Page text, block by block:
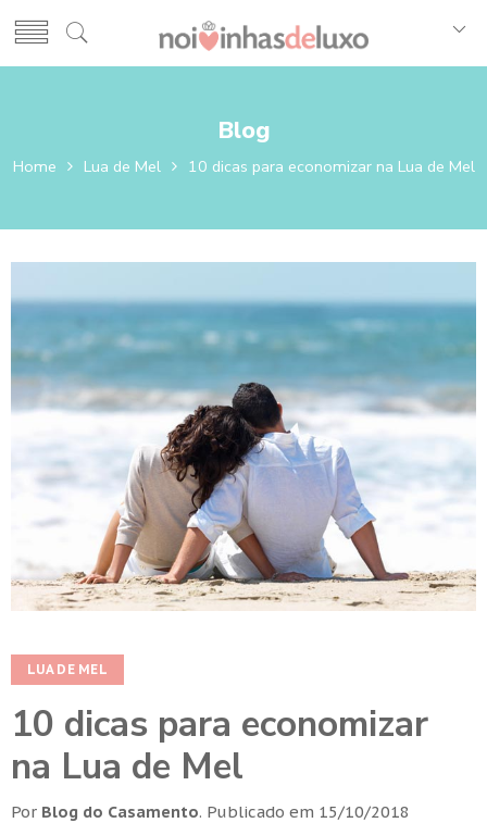
Blog
Home Lua de Mel 10 dicas para economizar na Lua de Mel
LUA DE MEL
10 dicas para economizar
na Lua de Mel
Por Blog do Casamento. Publicado em 15/10/2018